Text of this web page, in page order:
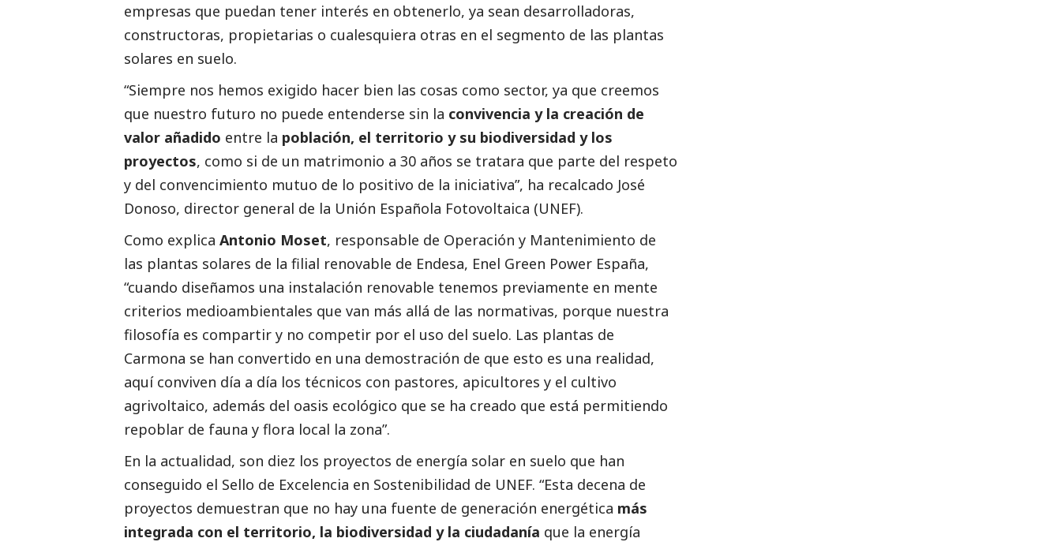
empresas que puedan tener interés en obtenerlo, ya sean desarrolladoras,
constructoras, propietarias o cualesquiera otras en el segmento de las plantas
solares en suelo.
“Siempre nos hemos exigido hacer bien las cosas como sector, ya que creemos
que nuestro futuro no puede entenderse sin la convivencia y la creación de
valor añadido entre la población, el territorio y su biodiversidad y los
proyectos, como si de un matrimonio a 30 años se tratara que parte del respeto
y del convencimiento mutuo de lo positivo de la iniciativa”, ha recalcado José
Donoso, director general de la Unión Española Fotovoltaica (UNEF).
Como explica Antonio Moset, responsable de Operación y Mantenimiento de
las plantas solares de la filial renovable de Endesa, Enel Green Power España,
“cuando diseñamos una instalación renovable tenemos previamente en mente
criterios medioambientales que van más allá de las normativas, porque nuestra
filosofía es compartir y no competir por el uso del suelo. Las plantas de
Carmona se han convertido en una demostración de que esto es una realidad,
aquí conviven día a día los técnicos con pastores, apicultores y el cultivo
agrivoltaico, además del oasis ecológico que se ha creado que está permitiendo
repoblar de fauna y flora local la zona”.
En la actualidad, son diez los proyectos de energía solar en suelo que han
conseguido el Sello de Excelencia en Sostenibilidad de UNEF. “Esta decena de
proyectos demuestran que no hay una fuente de generación energética más
integrada con el territorio, la biodiversidad y la ciudadanía que la energía